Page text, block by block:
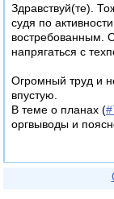
Здравствуй(те).
судя по
востребованным.
напрягаться с
Огромный труд и
впустую.
В теме о планах (
оргвыводы и